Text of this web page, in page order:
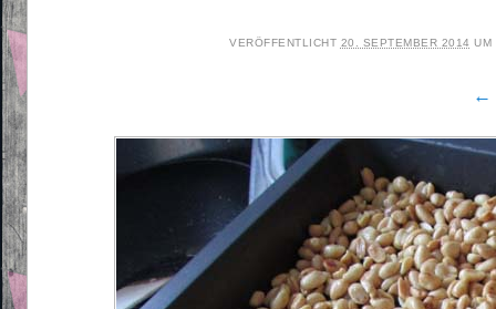
VERÖFFENTLICHT 20. SEPTEMBER 2014 UM
←